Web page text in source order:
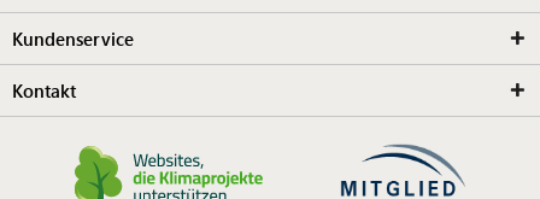
Kundenservice
Kontakt